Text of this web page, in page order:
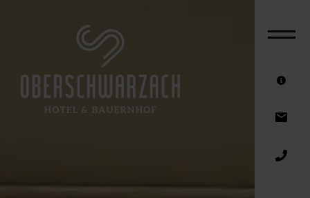
DAS HOTEL
ZIMMER & ANGEBOTE
FAMILIENURLAUB AM BAUERNHOF